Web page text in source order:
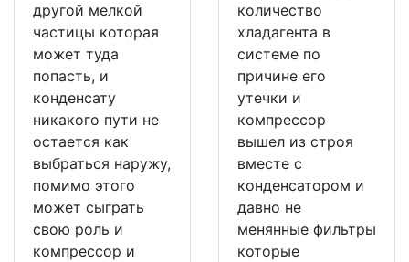
другой мелкой
частицы которая
может туда
попасть, и
конденсату
никакого пути не
остается как
выбраться наружу,
помимо этого
может сыграть
свою роль и
компрессор и
количество
хладагента в
системе по
причине его
утечки и
компрессор
вышел из строя
вместе с
конденсатором и
давно не
менянные фильтры
которые